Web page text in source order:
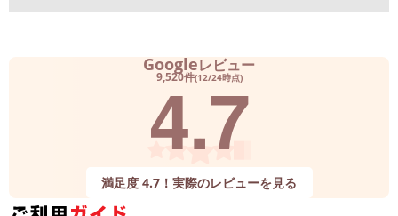
Googleレビュー
9,520件(12/24時点)
4.7
満足度 4.7！実際のレビューを見る